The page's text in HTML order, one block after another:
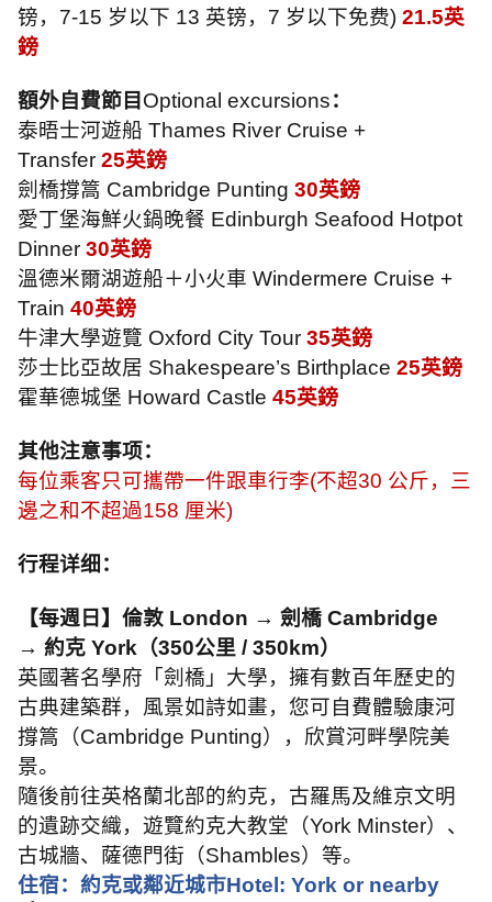
镑， 7-15 岁以下 13 英镑， 7 岁以下免费) 21.5英
鎊
額外自費節目 Optional excursions：
泰晤士河遊船 Thames River Cruise +
Transfer 25英鎊
劍橋撐篙 Cambridge Punting 30英鎊
愛丁堡海鮮火鍋晚餐 Edinburgh Seafood Hotpot
Dinner 30英鎊
溫德米爾湖遊船＋小火車 Windermere Cruise +
Train 40英鎊
牛津大學遊覽 Oxford City Tour 35英鎊
莎士比亞故居 Shakespeare’s Birthplace 25英鎊
霍華德城堡 Howard Castle 45英鎊
其他注意事项：
每位乘客只可攜帶一件跟車行李(不超30 公斤，三
邊之和不超過158 厘米)
行程详细：
【每週日】倫敦 London → 劍橋Cambridge
→ 約克 York （350公里 / 350km）
英國著名學府「劍橋」大學，擁有數百年歷史的
古典建築群，風景如詩如畫，您可自費體驗康河
撐篙（Cambridge Punting），欣賞河畔學院美
景。
隨後前往英格蘭北部的約克，古羅馬及維京文明
的遺跡交織，遊覽約克大教堂（York Minster）、
古城牆、薩德門街（Shambles）等。
住宿：約克或鄰近城市Hotel: York or nearby